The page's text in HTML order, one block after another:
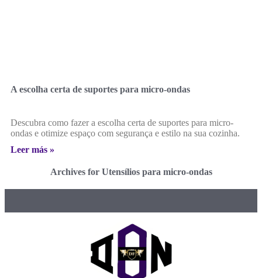
A escolha certa de suportes para micro-ondas
Descubra como fazer a escolha certa de suportes para micro-
ondas e otimize espaço com segurança e estilo na sua cozinha.
Leer más »
Archives for Utensílios para micro-ondas